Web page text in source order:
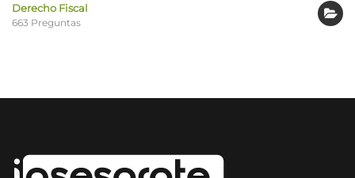
Derecho Fiscal
663 Preguntas